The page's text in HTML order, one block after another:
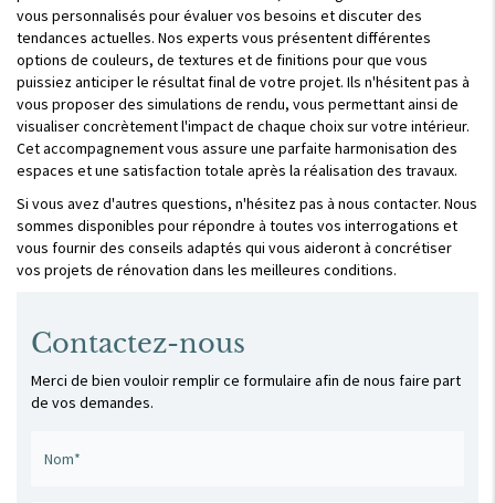
vous personnalisés pour évaluer vos besoins et discuter des
tendances actuelles. Nos experts vous présentent différentes
options de couleurs, de textures et de finitions pour que vous
puissiez anticiper le résultat final de votre projet. Ils n'hésitent pas à
vous proposer des simulations de rendu, vous permettant ainsi de
visualiser concrètement l'impact de chaque choix sur votre intérieur.
Cet accompagnement vous assure une parfaite harmonisation des
espaces et une satisfaction totale après la réalisation des travaux.
Si vous avez d'autres questions, n'hésitez pas à nous contacter. Nous
sommes disponibles pour répondre à toutes vos interrogations et
vous fournir des conseils adaptés qui vous aideront à concrétiser
vos projets de rénovation dans les meilleures conditions.
Contactez-nous
Merci de bien vouloir remplir ce formulaire afin de nous faire part
de vos demandes.